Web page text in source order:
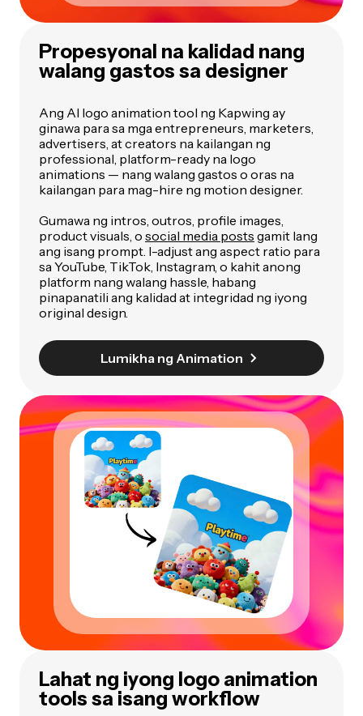
Propesyonal na kalidad nang
walang gastos sa designer
Ang AI logo animation tool ng Kapwing ay
ginawa para sa mga entrepreneurs, marketers,
advertisers, at creators na kailangan ng
professional, platform-ready na logo
animations — nang walang gastos o oras na
kailangan para mag-hire ng motion designer.
Gumawa ng intros, outros, profile images,
product visuals, o social media posts gamit lang
ang isang prompt. I-adjust ang aspect ratio para
sa YouTube, TikTok, Instagram, o kahit anong
platform nang walang hassle, habang
pinapanatili ang kalidad at integridad ng iyong
original design.
Lumikha ng Animation
Lahat ng iyong logo animation
tools sa isang workflow